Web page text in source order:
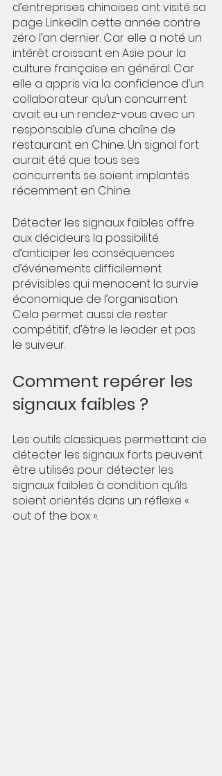
d’entreprises chinoises ont visité sa
page LinkedIn cette année contre
zéro l’an dernier. Car elle a noté un
intérêt croissant en Asie pour la
culture française en général. Car
elle a appris via la confidence d’un
collaborateur qu’un concurrent
avait eu un rendez-vous avec un
responsable d’une chaîne de
restaurant en Chine. Un signal fort
aurait été que tous ses
concurrents se soient implantés
récemment en Chine.
Détecter les signaux faibles offre
aux décideurs la possibilité
d’anticiper les conséquences
d’événements difficilement
prévisibles qui menacent la survie
économique de l’organisation.
Cela permet aussi de rester
compétitif, d’être le leader et pas
le suiveur.
Comment repérer les
signaux faibles ?
Les outils classiques permettant de
détecter les signaux forts peuvent
être utilisés pour détecter les
signaux faibles à condition qu’ils
soient orientés dans un réflexe «
out of the box ».